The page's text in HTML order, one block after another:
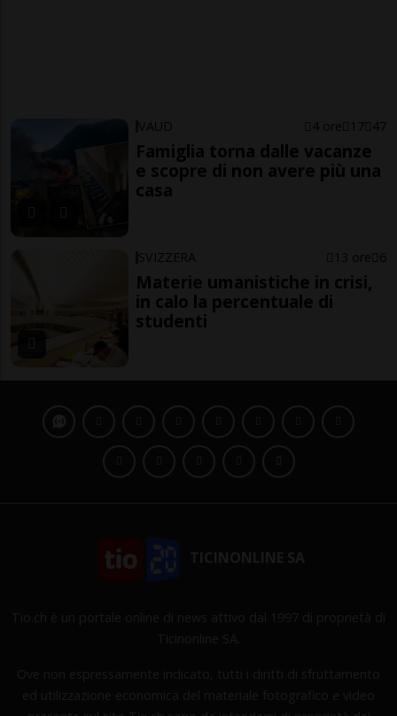
VAUD 4 ore 17 47
Famiglia torna dalle vacanze
e scopre di non avere più una
casa
SVIZZERA 13 ore 6
Materie umanistiche in crisi,
in calo la percentuale di
studenti